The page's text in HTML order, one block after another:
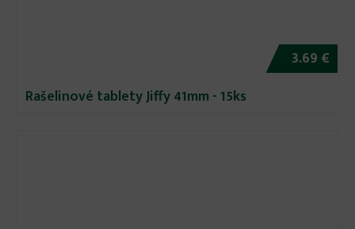
3.69 €
Rašelinové tablety Jiffy 41mm - 15ks